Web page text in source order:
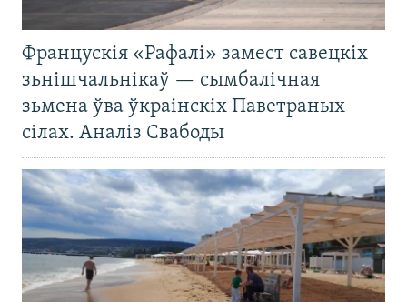
Францускія «Рафалі» замест савецкіх
зьнішчальнікаў — сымбалічная
зьмена ўва ўкраінскіх Паветраных
сілах. Аналіз Свабоды